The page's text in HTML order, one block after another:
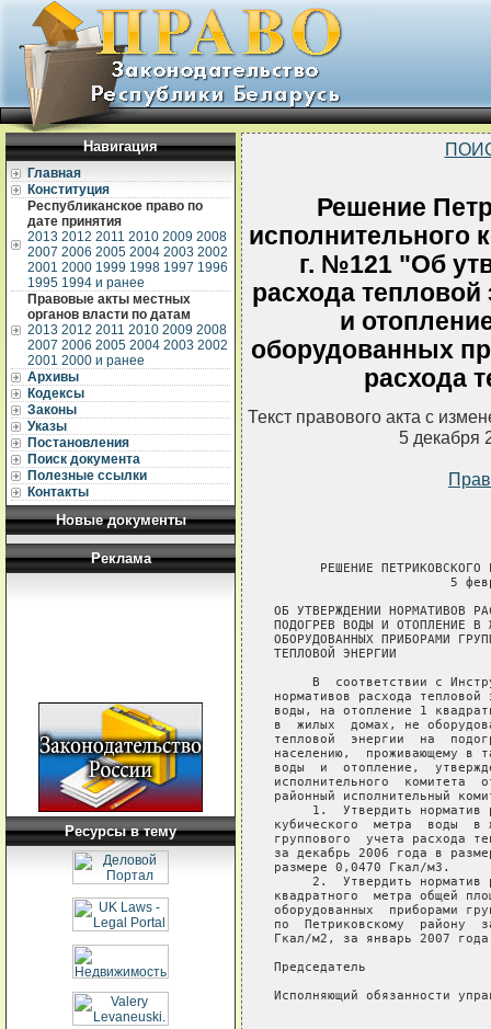
Навигация
Главная
Конституция
Республиканское право по
дате принятия
2013 2012 2011 2010 2009 2008
2007 2006 2005 2004 2003 2002
2001 2000 1999 1998 1997 1996
1995 1994 и ранее
Правовые акты местных
органов власти по датам
2013 2012 2011 2010 2009 2008
2007 2006 2005 2004 2003 2002
2001 2000 и ранее
Архивы
Кодексы
Законы
Указы
Постановления
Поиск документа
Полезные ссылки
Контакты
Новые документы
Реклама
Ресурсы в тему
Решение
исполнительного
г. №121 "Об
расхода
и
оборудованных
расхода
Текст правового акта с
5 декабря
РЕШЕНИЕ ПЕТРИКОВСКОГО
5
ОБ УТВЕРЖДЕНИИ НОРМАТИВОВ
ПОДОГРЕВ ВОДЫ И ОТОПЛЕНИЕ В
ОБОРУДОВАННЫХ ПРИБОРАМИ
ТЕПЛОВОЙ ЭНЕРГИИ
В  соответствии с
нормативов расхода
воды, на отопление 1
в  жилых  домах, не
тепловой  энергии  на
населению,  проживающему в
воды  и  отопление,
исполнительного
районный исполнительный
1.  Утвердить норматив
кубического  метра  воды  в
группового  учета расхода
за декабрь 2006 года в
размере 0,0470 Гкал/м3.
2.  Утвердить норматив
квадратного  метра общей
оборудованных  приборами
по  Петриковскому  району
Гкал/м2, за январь 2007
Председатель
Исполняющий обязанности